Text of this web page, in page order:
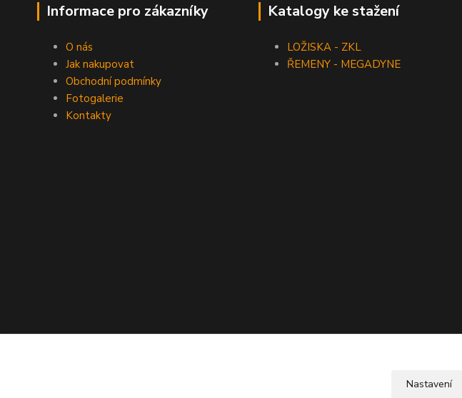
Informace pro zákazníky
O nás
Jak nakupovat
Obchodní podmínky
Fotogalerie
Kontakty
Katalogy ke stažení
LOŽISKA - ZKL
ŘEMENY - MEGADYNE
Nastavení